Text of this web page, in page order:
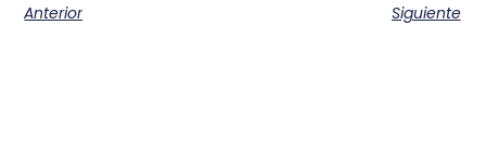
Anterior Siguiente